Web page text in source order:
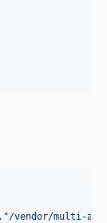
"/vendor/multi-